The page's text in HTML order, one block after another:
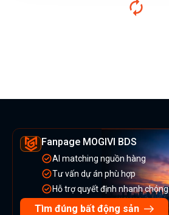
Fanpage MOGIVI BDS
AI matching nguồn hàng
Tư vấn dự án phù hợp
Hỗ trợ quyết định nhanh chóng
Tìm đúng bất động sản